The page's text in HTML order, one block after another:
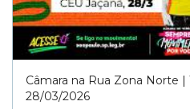
Câmara na Rua Zona Norte |
28/03/2026